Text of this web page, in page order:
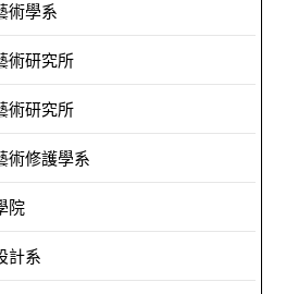
術學系
術研究所
術研究所
術修護學系
院
計系